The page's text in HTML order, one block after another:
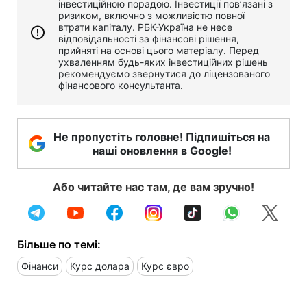
інвестиційною порадою. Інвестиції пов’язані з
ризиком, включно з можливістю повної
втрати капіталу. РБК-Україна не несе
відповідальності за фінансові рішення,
прийняті на основі цього матеріалу. Перед
ухваленням будь-яких інвестиційних рішень
рекомендуємо звернутися до ліцензованого
фінансового консультанта.
Не пропустіть головне! Підпишіться на
наші оновлення в Google!
Або читайте нас там, де вам зручно!
Більше по темі:
Фінанси Курс долара Курс євро